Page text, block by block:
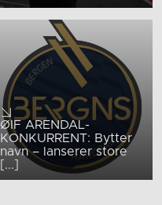
ØIF ARENDAL-
KONKURRENT: Bytter
navn – lanserer store
[...]